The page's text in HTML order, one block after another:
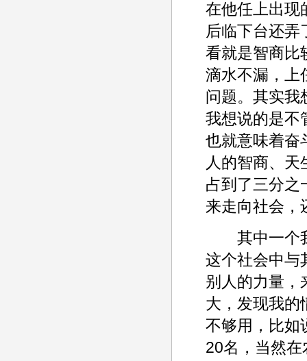
在他任上出现
后临下台还弄
看就是智商比
滴水不漏，上
问题。其实我
我想说的是不
也就意味着奋
人的智商、
占到了三分之
来走向社会，
其中一个我
这个社会中与
别人的力量，
大，发现我的
不够用，比如
20名，当然